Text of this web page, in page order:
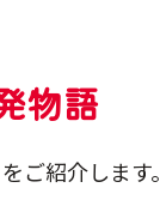
物語
ご紹介します。